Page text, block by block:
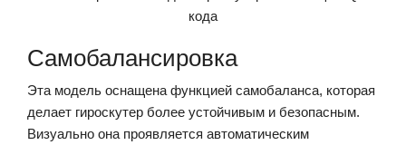
кода
Самобалансировка
Эта модель оснащена функцией самобаланса, которая
делает гироскутер более устойчивым и безопасным.
Визуально она проявляется автоматическим